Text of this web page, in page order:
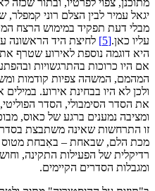
יגאל עמיר לבין הצלם רוני
מבלי דעת תפקיד במימוש הרצח
עליו כאן.[5]
לחיצת היד הראשונה
היא דוגמה נוספת לאירוע שטרף
אם היו כרוכות בהתרגשויות
המהמם, המשהה צפיות קודמות
ולכן לא היו בבחינת אירוע.
את הסדר הסימבולי, הסדר
ומציבה נמענים ברגע של כאוס,
זו התרחשות שאינה משתבצת
מכת הלם, שבאחת – באִבחת מטוס
רדיקלית של הפעילות התקינה,
ומגבלות הסדרים הקיימים.